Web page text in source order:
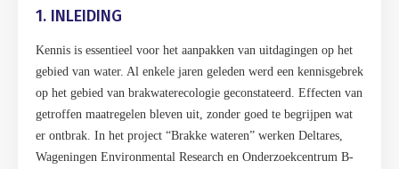
1. INLEIDING
Kennis is essentieel voor het aanpakken van uitdagingen op het
gebied van water. Al enkele jaren geleden werd een kennisgebrek
op het gebied van brakwaterecologie geconstateerd. Effecten van
getroffen maatregelen bleven uit, zonder goed te begrijpen wat
er ontbrak. In het project “Brakke wateren” werken Deltares,
Wageningen Environmental Research en Onderzoekcentrum B-